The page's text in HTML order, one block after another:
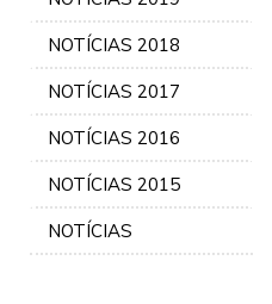
NOTÍCIAS 2018
NOTÍCIAS 2017
NOTÍCIAS 2016
NOTÍCIAS 2015
NOTÍCIAS